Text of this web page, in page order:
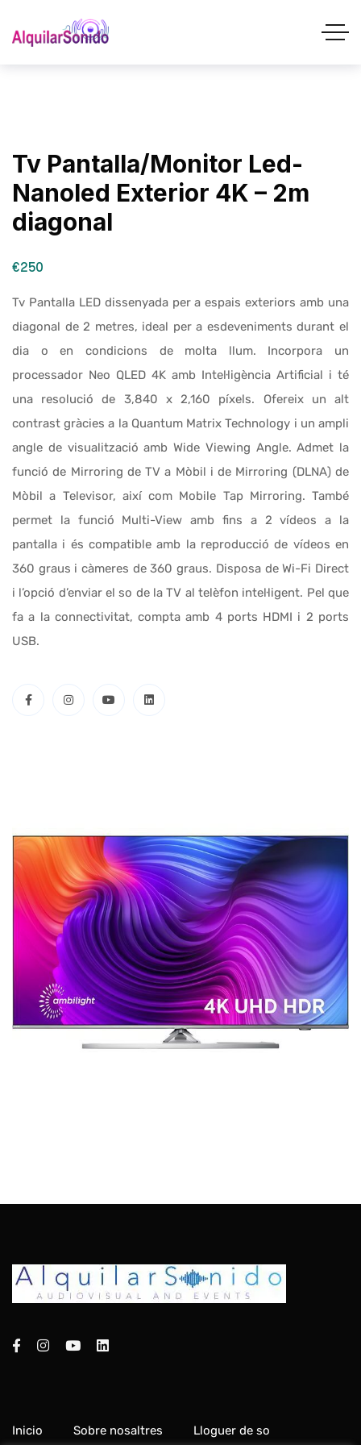
Tv Pantalla/Monitor Led-
Nanoled Exterior 4K – 2m
diagonal
€250
Tv Pantalla LED dissenyada per a espais exteriors amb una
diagonal de 2 metres, ideal per a esdeveniments durant el
dia o en condicions de molta llum. Incorpora un
processador Neo QLED 4K amb Intel·ligència Artificial i té
una resolució de 3,840 x 2,160 píxels. Ofereix un alt
contrast gràcies a la Quantum Matrix Technology i un ampli
angle de visualització amb Wide Viewing Angle. Admet la
funció de Mirroring de TV a Mòbil i de Mirroring (DLNA) de
Mòbil a Televisor, així com Mobile Tap Mirroring. També
permet la funció Multi-View amb fins a 2 vídeos a la
pantalla i és compatible amb la reproducció de vídeos en
360 graus i càmeres de 360 graus. Disposa de Wi-Fi Direct
i l’opció d’enviar el so de la TV al telèfon intel·ligent. Pel que
fa a la connectivitat, compta amb 4 ports HDMI i 2 ports
USB.
Inicio Sobre nosaltres Lloguer de so